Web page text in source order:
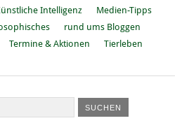
Intelligenz
Medien-Tipps
rund ums Bloggen
Termine & Aktionen Tierleben